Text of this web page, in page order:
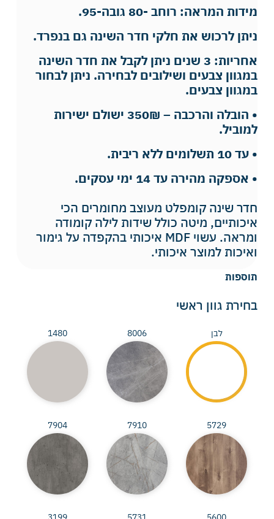
מידות המראה: רוחב -80 גובה-95.
ניתן לרכוש את חלקי חדר השינה גם בנפרד.
אחריות: 3 שנים ניתן לקבל את חדר השינה
במגוון צבעים ושילובים לבחירה. ניתן לבחור
במגוון צבעים.
• הובלה והרכבה – 350₪ ישולם ישירות
למוביל.
• עד 10 תשלומים ללא ריבית.
• אספקה מהירה עד 14 ימי עסקים.
חדר שינה קומפלט מעוצב מחומרים הכי
איכותיים, מיטה כולל שידות לילה קומודה
ומראה. עשוי MDF איכותי בהקפדה על גימור
ואיכות למוצר איכותי.
תוספות
בחירת גוון ראשי
לבן 8006
1480
5729
7910
7904